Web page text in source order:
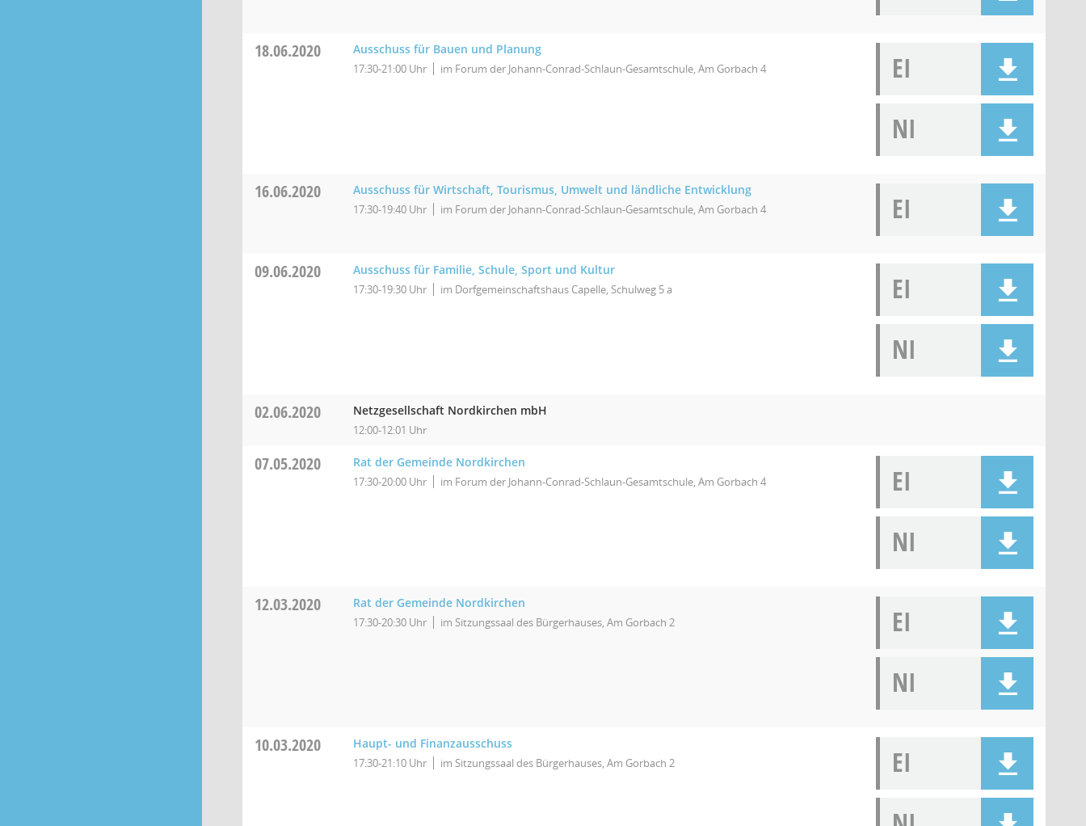
18.06.2020 Ausschuss für Bauen und Planung
17:30-21:00 Uhr im Forum der Johann-Conrad-Schlaun-Gesamtschule, Am Gorbach 4
EI
NI
16.06.2020 Ausschuss für Wirtschaft, Tourismus, Umwelt und ländliche Entwicklung
17:30-19:40 Uhr im Forum der Johann-Conrad-Schlaun-Gesamtschule, Am Gorbach 4 EI
09.06.2020 Ausschuss für Familie, Schule, Sport und Kultur
17:30-19:30 Uhr im Dorfgemeinschaftshaus Capelle, Schulweg 5 a
EI
NI
02.06.2020 Netzgesellschaft Nordkirchen mbH
12:00-12:01 Uhr
07.05.2020 Rat der Gemeinde Nordkirchen
17:30-20:00 Uhr im Forum der Johann-Conrad-Schlaun-Gesamtschule, Am Gorbach 4
EI
NI
12.03.2020 Rat der Gemeinde Nordkirchen
17:30-20:30 Uhr im Sitzungssaal des Bürgerhauses, Am Gorbach 2
EI
NI
10.03.2020 Haupt- und Finanzausschuss
17:30-21:10 Uhr im Sitzungssaal des Bürgerhauses, Am Gorbach 2
EI